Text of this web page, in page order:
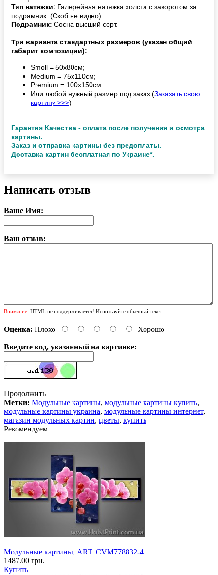
Тип натяжки: Галерейная натяжка холста с заворотом за
подрамник. (Скоб не видно).
Подрамник: Сосна высший сорт.
Три варианта стандартных размеров (указан общий
габарит композиции):
Smoll = 50х80см;
Medium = 75х110см;
Premium = 100х150см.
Или любой нужный размер под заказ (Заказать свою
картину >>>)
Гарантия Качества - оплата после получения и осмотра
картины.
Заказ и отправка картины без предоплаты.
Доставка картин бесплатная по Украине*.
Написать отзыв
Ваше Имя:
Ваш отзыв:
Внимание: HTML не поддерживается! Используйте обычный текст.
Оценка: Плохо Хорошо
Введите код, указанный на картинке:
Продолжить
Метки: Модульные картины, модульные картины купить,
модульные картины украина, модульные картины интернет,
магазин модульных картин, цветы, купить
Рекомендуем
Модульные картины, ART. CVM778832-4
1487.00 грн.
Купить